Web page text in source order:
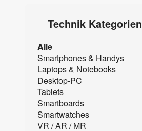
Technik Kategorien
Alle
Smartphones & Handys
Laptops & Notebooks
Desktop-PC
Tablets
Smartboards
Smartwatches
VR / AR / MR